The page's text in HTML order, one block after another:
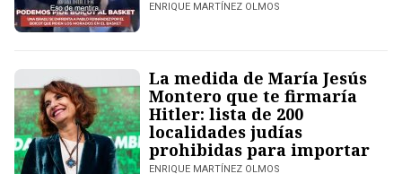
ENRIQUE MARTÍNEZ OLMOS
La medida de María Jesús
Montero que te firmaría
Hitler: lista de 200
localidades judías
prohibidas para importar
ENRIQUE MARTÍNEZ OLMOS